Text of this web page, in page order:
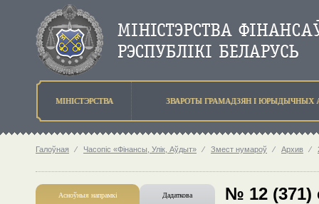
МIНIСТЭРСТВА ЗВАРОТЫ ГРАМАДЗЯН I ЮРЫДЫЧНЫХ
Галоўная ⁄ Часопіс «Фінансы, Улік, Аўдыт» ⁄ Змест нумароў ⁄ Архив ⁄
Асноўныя напрамкi Дадаткова № 12 (371)